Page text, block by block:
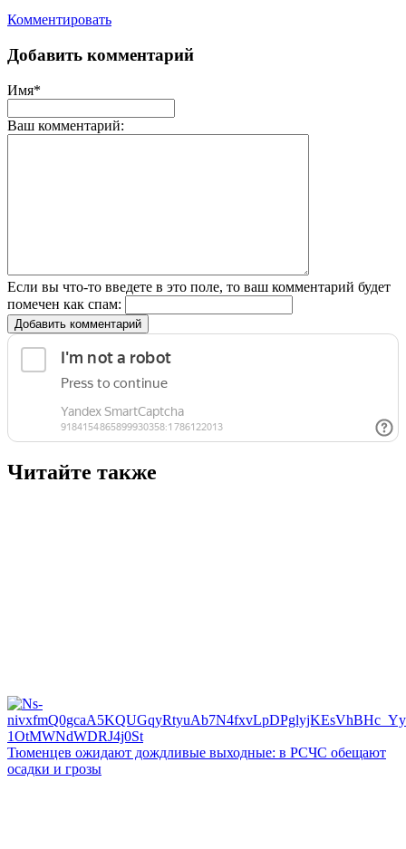
Комментировать
Добавить комментарий
Имя*
Ваш комментарий:
Если вы что-то введете в это поле, то ваш комментарий будет
помечен как спам:
Добавить комментарий
Читайте также
Тюменцев ожидают дождливые выходные: в РСЧС обещают
осадки и грозы